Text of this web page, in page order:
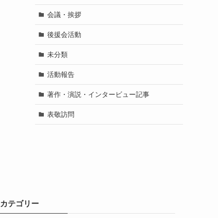
会議・挨拶
後援会活動
未分類
活動報告
著作・演説・インタービュー記事
表敬訪問
カテゴリー